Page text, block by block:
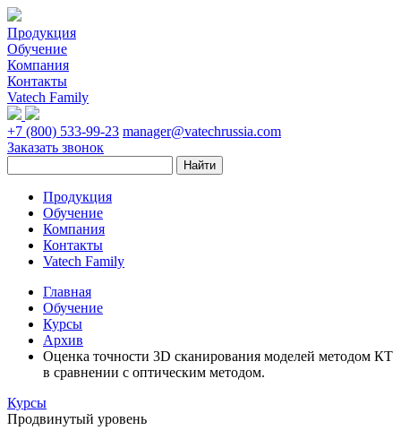
Продукция
Обучение
Компания
Контакты
Vatech Family
+7 (800) 533-99-23 manager@vatechrussia.com
Заказать звонок
Продукция
Обучение
Компания
Контакты
Vatech Family
Главная
Обучение
Курсы
Архив
Оценка точности 3D сканирования моделей методом КТ
в сравнении с оптическим методом.
Курсы
Продвинутый уровень